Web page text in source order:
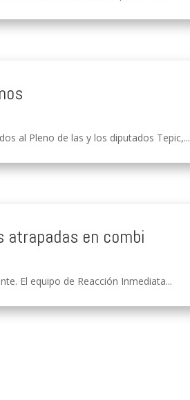
al Pleno de las y los diputados Tepic,...
atrapadas en combi
El equipo de Reacción Inmediata...